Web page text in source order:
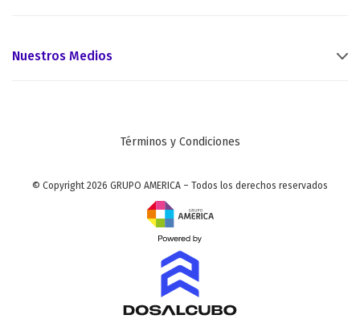
Nuestros Medios
Términos y Condiciones
© Copyright 2026 GRUPO AMERICA – Todos los derechos reservados